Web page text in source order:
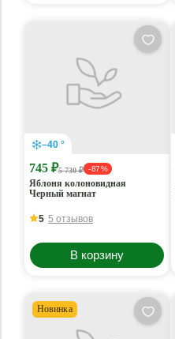
–40 °
745 ₽5 730 ₽ - 87 %
Яблоня колоновидная
Черный магнат
5 5 отзывов
В корзину
Новинка